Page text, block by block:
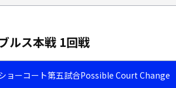
ルス本戦 1回戦
ョーコート第五試合Possible Court Change